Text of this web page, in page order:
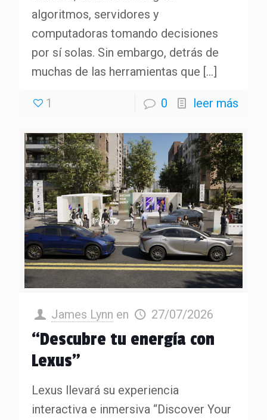
algoritmos, servidores y
computadoras tomando decisiones
por sí solas. Sin embargo, detrás de
muchas de las herramientas que […]
1 0 leer más
James Lynn en 27/07/2026
“Descubre tu energía con
Lexus”
Lexus llevará su experiencia
interactiva e inmersiva “Discover Your